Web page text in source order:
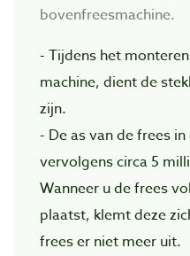
bovenfreesmachine.
- Tijdens het
machine, dient de
zijn.
- De as van de frees
vervolgens circa 5
Wanneer u de frees
plaatst, klemt deze
frees er niet meer uit.